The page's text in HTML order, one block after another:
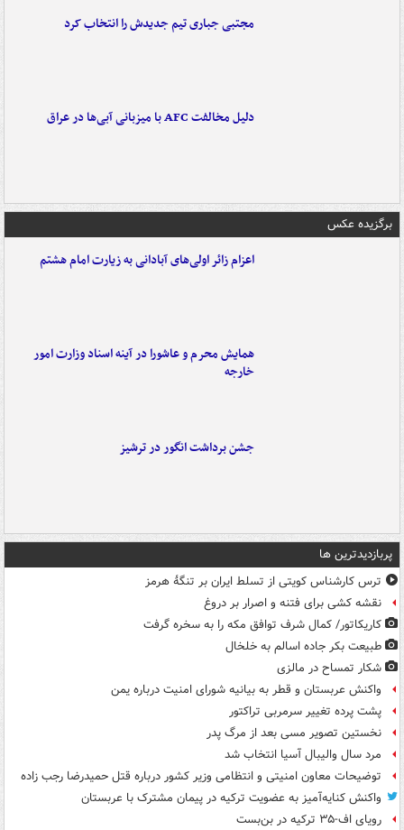
مجتبی جباری تیم جدیدش را انتخاب کرد
دلیل مخالفت AFC با میزبانی آبی‌ها در عراق
برگزیده عکس
اعزام زائر اولی‌های آبادانی به زیارت امام هشتم
همایش محرم و عاشورا در آینه اسناد وزارت امور
خارجه
جشن برداشت انگور در ترشیز
پربازدیدترین ها
ترس کارشناس کویتی از تسلط ایران بر تنگۀ هرمز
نقشه کشی برای فتنه و اصرار بر دروغ
کاریکاتور/ کمال شرف توافق مکه را به سخره گرفت
طبیعت بکر جاده اسالم به خلخال
شکار تمساح در مالزی
واکنش عربستان و قطر به بیانیه شورای امنیت درباره یمن
پشت پرده تغییر سرمربی تراکتور
نخستین تصویر مسی بعد از مرگ پدر
مرد سال والیبال آسیا انتخاب شد
توضیحات معاون امنیتی و انتظامی وزیر کشور درباره قتل حمیدرضا رجب زاده
واکنش کنایه‌آمیز به عضویت ترکیه در پیمان مشترک با عربستان
رویای اف-۳۵ ترکیه در بن‌بست